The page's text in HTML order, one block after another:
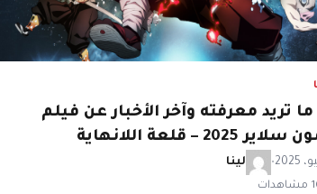
تريد معرفته وآخر الأخبار عن فيلم
2025 – قلعة اللانهاية
•
لينا